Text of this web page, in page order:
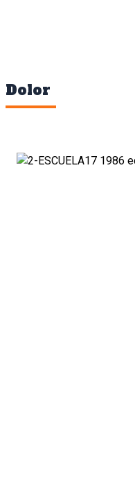
Dolor